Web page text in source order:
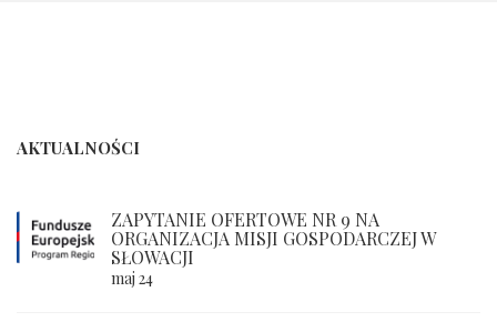
AKTUALNOŚCI
ZAPYTANIE OFERTOWE NR 9 NA
ORGANIZACJA MISJI GOSPODARCZEJ W
SŁOWACJI
maj 24